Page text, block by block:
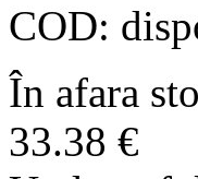
COD:
În afara
33.38 €